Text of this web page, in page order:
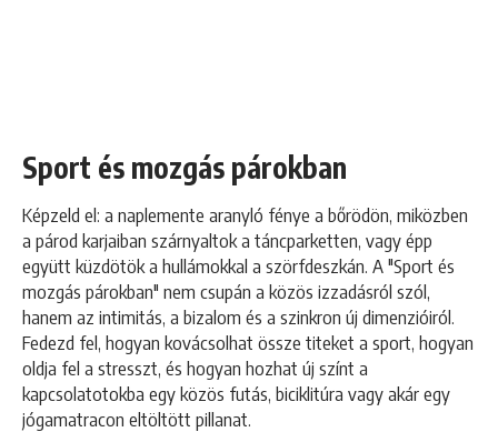
Sport és mozgás párokban
Képzeld el: a naplemente aranyló fénye a bőrödön, miközben
a párod karjaiban szárnyaltok a táncparketten, vagy épp
együtt küzdötök a hullámokkal a szörfdeszkán. A "Sport és
mozgás párokban" nem csupán a közös izzadásról szól,
hanem az intimitás, a bizalom és a szinkron új dimenzióiról.
Fedezd fel, hogyan kovácsolhat össze titeket a sport, hogyan
oldja fel a stresszt, és hogyan hozhat új színt a
kapcsolatotokba egy közös futás, biciklitúra vagy akár egy
jógamatracon eltöltött pillanat.